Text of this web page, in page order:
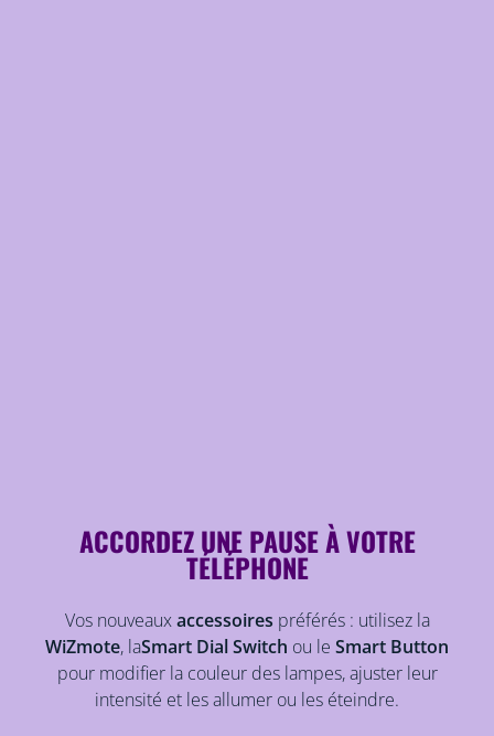
ACCORDEZ UNE PAUSE À VOTRE
TÉLÉPHONE
Vos nouveauxaccessoires préférés : utilisez la
WiZmote, laSmart Dial Switch ou le Smart Button
pour modifier la couleur des lampes, ajuster leur
intensité et les allumer ou les éteindre.